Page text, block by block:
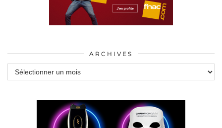
ARCHIVES
Archives